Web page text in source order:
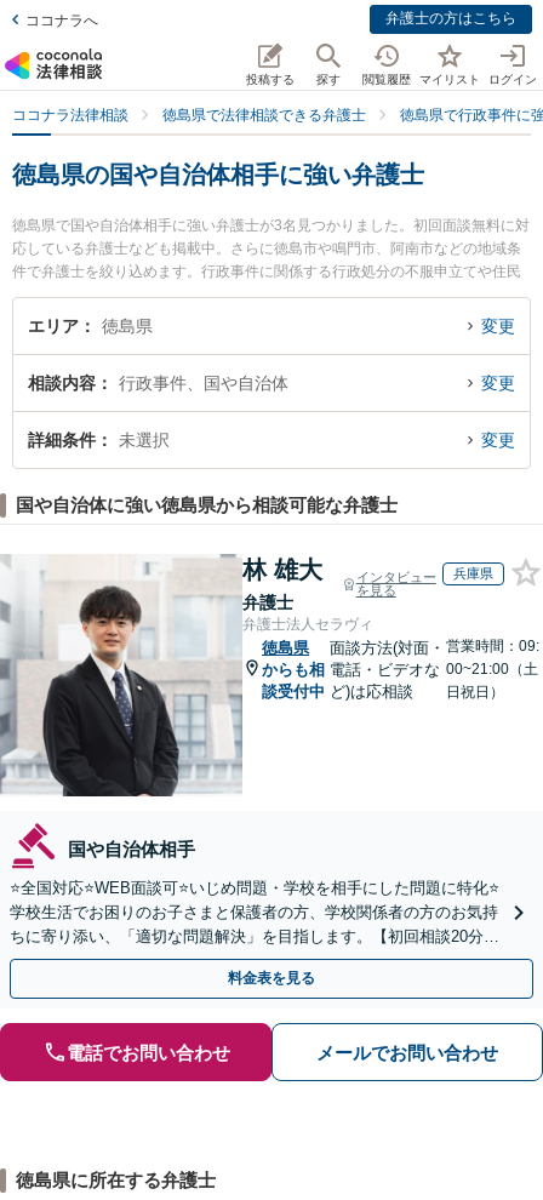
ココナラへ 弁護士の方はこちら
投稿する 探す 閲覧履歴 マイリスト ログイン
ココナラ法律相談 徳島県で法律相談できる弁護士 徳島県で行政事件に
徳島県の国や自治体相手に強い弁護士
徳島県で国や自治体相手に強い弁護士が3名見つかりました。初回面談無料に対
応している弁護士なども掲載中。さらに徳島市や鳴門市、阿南市などの地域条
件で弁護士を絞り込めます。行政事件に関係する行政処分の不服申立てや住民
訴訟、抗告訴訟（処分取り消し等）等の細かな分野での絞り込み検索もでき便
利です。特に弁護士法人徳島合同法律事務所の堀金 博弁護士や徳島みらい法律
日や夜間に発生した国や自治体相手のトラブルを今すぐに弁護士に相談した
い』『国や自治体相手のトラブル解決の実績豊富な近くの弁護士を検索した
い』『初回相談無料で国や自治体相手を法律相談できる徳島県内の弁護士に相
エリア 徳島県 変更
相談内容 行政事件、国や自治体 変更
詳細条件 未選択 変更
国や自治体に強い徳島県から相談可能な弁護士
林 雄大
弁護士
インタビュー
を見る
兵庫県
弁護士法人セラヴィ
徳島県
からも相
談受付中
面談方法(対面・
電話・ビデオな
ど)は応相談
営業時間：09:
00~21:00（土
日祝日）
国や自治体相手
⭐️全国対応⭐️WEB面談可⭐️いじめ問題・学校を相手にした問題に特化⭐️
学校生活でお困りのお子さまと保護者の方、学校関係者の方のお気持
ちに寄り添い、「適切な問題解決」を目指します。【初回相談20分無
料】
料金表を見る
電話でお問い合わせ メールでお問い合わせ
徳島県に所在する弁護士